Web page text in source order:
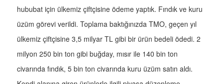
hububat için ülkemiz çiftçisine ödeme yaptık. Fındık ve kuru
üzüm görevi verildi. Toplama baktığınızda TMO, geçen yıl
ülkemiz çiftçisine 3,5 milyar TL gibi bir ürün bedeli ödedi. 2
milyon 250 bin ton gibi buğday, mısır ile 140 bin ton
civarında fındık, 5 bin ton civarında kuru üzüm satın aldı.